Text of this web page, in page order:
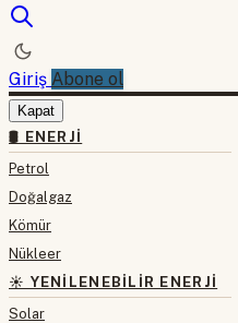
Giriş Abone ol
Kapat
🛢 ENERJI
Petrol
Doğalgaz
Kömür
Nükleer
☀️ YENILENEBILIR ENERJI
Solar